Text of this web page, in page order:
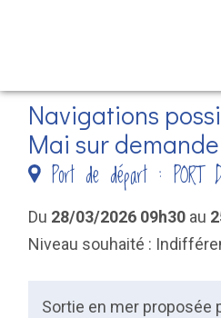
contenu
principal
Navigations
Mai sur demande
Port de départ : PORT
Du 28/03/2026 09h30 au
Niveau souhaité :
Sortie en mer proposée